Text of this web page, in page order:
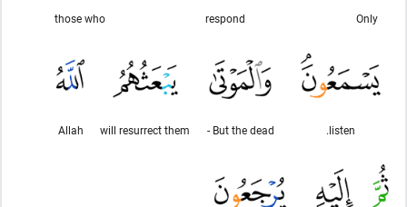
Only
respond
those who
listen.
But the dead -
will resurrect them
Allah